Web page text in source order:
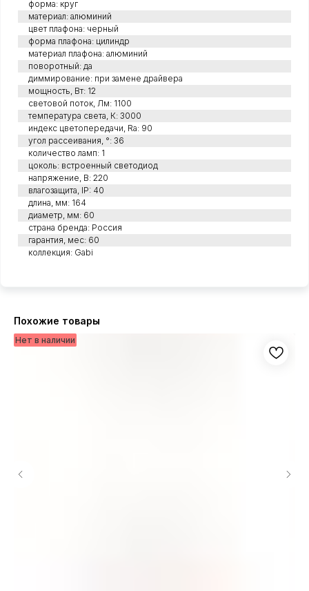
форма: круг
материал: алюминий
цвет плафона: черный
форма плафона: цилиндр
материал плафона: алюминий
поворотный: да
диммирование: при замене драйвера
мощность, Вт: 12
световой поток, Лм: 1100
температура света, К: 3000
индекс цветопередачи, Ra: 90
угол рассеивания, °: 36
количество ламп: 1
цоколь: встроенный светодиод
напряжение, В: 220
влагозащита, IP: 40
длина, мм: 164
диаметр, мм: 60
страна бренда: Россия
гарантия, мес: 60
коллекция: Gabi
Похожие товары